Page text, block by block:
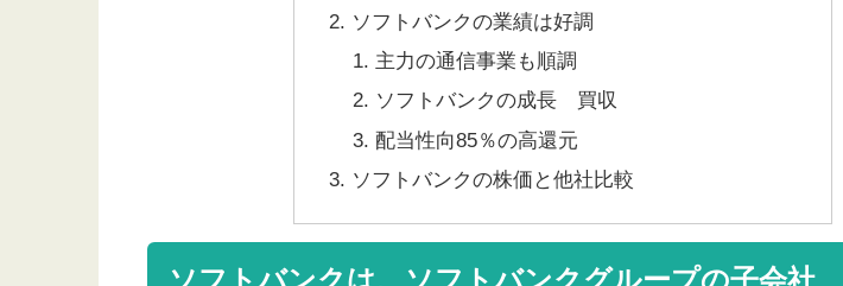
ソフトバンクの業績は好調
主力の通信事業も順調
ソフトバンクの成長 買収
配当性向85％の高還元
ソフトバンクの株価と他社比較